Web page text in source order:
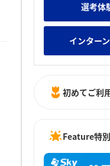
卒就職人気企業ランキング
選考体
インター
初めてご利
Feature特